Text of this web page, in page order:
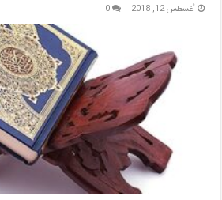
أغسطس 12, 2018 0